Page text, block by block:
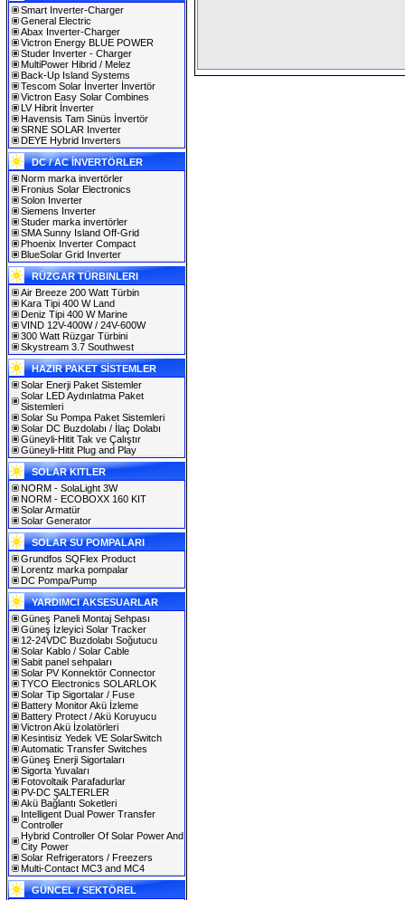
Smart Inverter-Charger
General Electric
Abax Inverter-Charger
Victron Energy BLUE POWER
Studer Inverter - Charger
MultiPower Hibrid / Melez
Back-Up Island Systems
Tescom Solar İnverter İnvertör
Victron Easy Solar Combines
LV Hibrit İnverter
Havensis Tam Sinüs İnvertör
SRNE SOLAR Inverter
DEYE Hybrid Inverters
DC / AC İNVERTÖRLER
Norm marka invertörler
Fronius Solar Electronics
Solon Inverter
Siemens Inverter
Studer marka invertörler
SMA Sunny Island Off-Grid
Phoenix Inverter Compact
BlueSolar Grid Inverter
RÜZGAR TÜRBINLERI
Air Breeze 200 Watt Türbin
Kara Tipi 400 W Land
Deniz Tipi 400 W Marine
VIND 12V-400W / 24V-600W
300 Watt Rüzgar Türbini
Skystream 3.7 Southwest
HAZIR PAKET SİSTEMLER
Solar Enerji Paket Sistemler
Solar LED Aydınlatma Paket
Sistemleri
Solar Su Pompa Paket Sistemleri
Solar DC Buzdolabı / İlaç Dolabı
Güneyli-Hitit Tak ve Çalıştır
Güneyli-Hitit Plug and Play
SOLAR KITLER
NORM - SolaLight 3W
NORM - ECOBOXX 160 KIT
Solar Armatür
Solar Generator
SOLAR SU POMPALARI
Grundfos SQFlex Product
Lorentz marka pompalar
DC Pompa/Pump
YARDIMCI AKSESUARLAR
Güneş Paneli Montaj Sehpası
Güneş İzleyici Solar Tracker
12-24VDC Buzdolabı Soğutucu
Solar Kablo / Solar Cable
Sabit panel sehpaları
Solar PV Konnektör Connector
TYCO Electronics SOLARLOK
Solar Tip Sigortalar / Fuse
Battery Monitor Akü İzleme
Battery Protect / Akü Koruyucu
Victron Akü İzolatörleri
Kesintisiz Yedek VE SolarSwitch
Automatic Transfer Switches
Güneş Enerji Sigortaları
Sigorta Yuvaları
Fotovoltaik Parafadurlar
PV-DC ŞALTERLER
Akü Bağlantı Soketleri
Intelligent Dual Power Transfer
Controller
Hybrid Controller Of Solar Power And
City Power
Solar Refrigerators / Freezers
Multi-Contact MC3 and MC4
GÜNCEL / SEKTÖREL